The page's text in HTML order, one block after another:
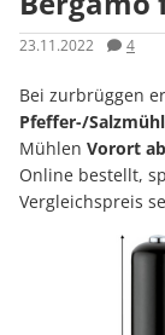
23.11.2022 4
Bei zurbrüggen
Pfeffer-/
Mühlen Vorort
Online bestellt,
Vergleichspreis